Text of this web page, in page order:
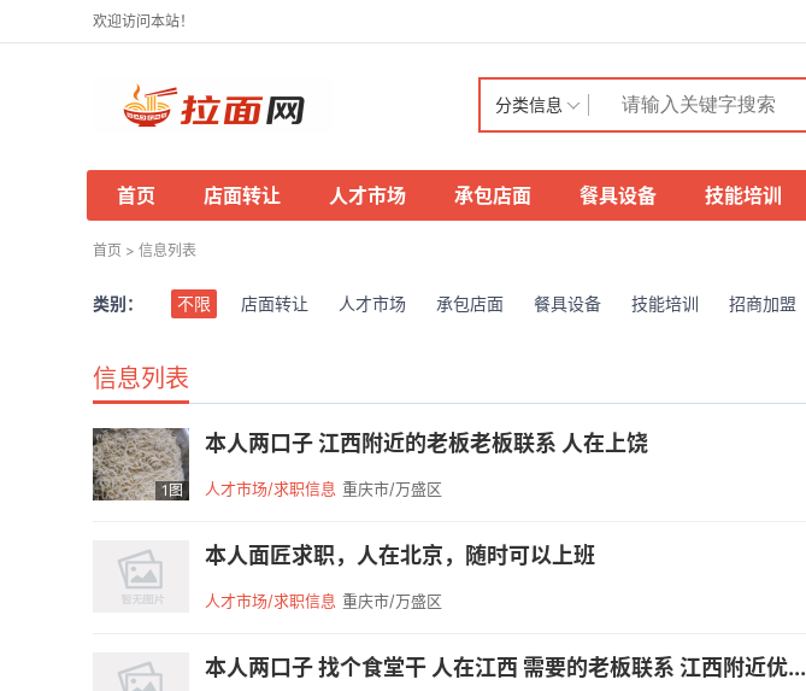
欢迎访问本站！
分类信息
首页 店面转让 人才市场 承包店面 餐具设备 技能培训
首页 > 信息列表
类别： 不限 店面转让 人才市场 承包店面 餐具设备 技能培训 招商加盟
信息列表
1图
本人两口子 江西附近的老板老板联系 人在上饶
人才市场/求职信息 重庆市/万盛区
本人面匠求职，人在北京，随时可以上班
人才市场/求职信息 重庆市/万盛区
本人两口子 找个食堂干 人在江西 需要的老板联系 江西附近优...